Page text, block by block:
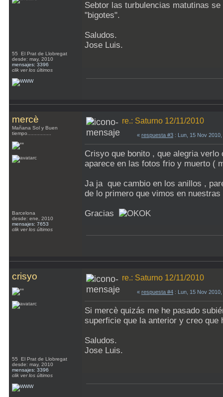
55 El Prat de Llobregat
desde: may, 2010
mensajes: 3396
clik ver los últimos
Sebtor las turbulencias matutinas
"bigotes".
Saludos.
Jose Luis.
mercè
Mañana Sol y Buen
tiempo................
Barcelona
desde: ene, 2010
mensajes: 7653
clik ver los últimos
re.: Saturno 12/11/2010
« respuesta #3 : Lun, 15 Nov
Crisyo que bonito , que alegria
aparece en las fotos frio y muerto (
Ja ja que cambio en los anillos ,
de lo primero que vimos en nuestras
Gracias
crisyo
55 El Prat de Llobregat
desde: may, 2010
mensajes: 3396
clik ver los últimos
re.: Saturno 12/11/2010
« respuesta #4 : Lun, 15 Nov
Si mercè quizás me he pasado
superficie que la anterior y creo que
Saludos.
Jose Luis.